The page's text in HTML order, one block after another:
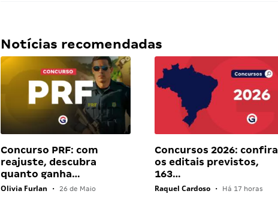
Notícias recomendadas
Concurso PRF: com
reajuste, descubra
quanto ganha…
Olivia Furlan • 26 de Maio
Concursos 2026: confira
os editais previstos,
163…
Raquel Cardoso • Há 17 horas